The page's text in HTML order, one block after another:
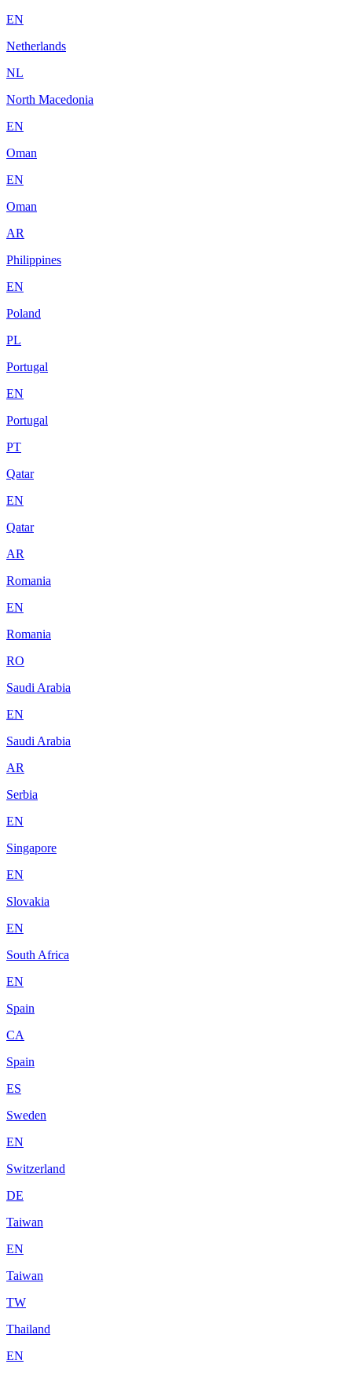
EN
Netherlands
NL
North Macedonia
EN
Oman
EN
Oman
AR
Philippines
EN
Poland
PL
Portugal
EN
Portugal
PT
Qatar
EN
Qatar
AR
Romania
EN
Romania
RO
Saudi Arabia
EN
Saudi Arabia
AR
Serbia
EN
Singapore
EN
Slovakia
EN
South Africa
EN
Spain
CA
Spain
ES
Sweden
EN
Switzerland
DE
Taiwan
EN
Taiwan
TW
Thailand
EN